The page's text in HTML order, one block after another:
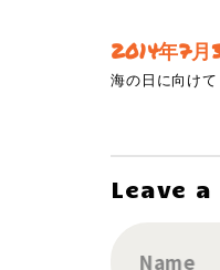
2014年7月
海の日に向け
Leave
Name